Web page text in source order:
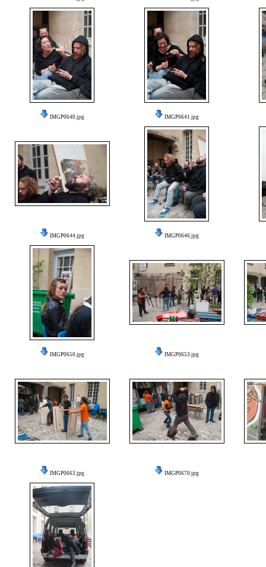
IMGP0640.jpg IMGP0641.jpg
IMGP0644.jpg IMGP0646.jpg
IMGP0650.jpg IMGP0653.jpg
IMGP0663.jpg IMGP0670.jpg